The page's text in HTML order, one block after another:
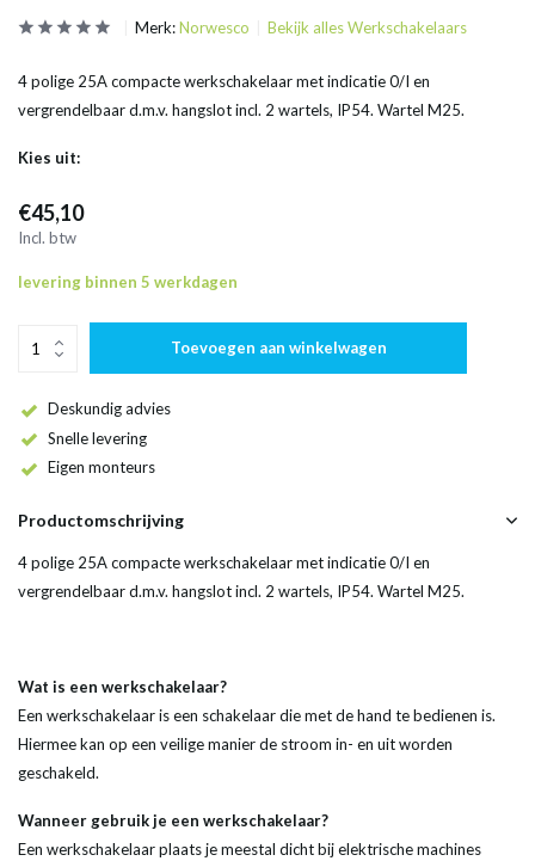
Merk:Norwesco Bekijk alles Werkschakelaars
4 polige 25A compacte werkschakelaar met indicatie 0/I en
vergrendelbaar d.m.v. hangslot incl. 2 wartels, IP54. Wartel M25.
Kies uit:
€45,10
Incl. btw
levering binnen 5 werkdagen
Toevoegen aan winkelwagen
Deskundig advies
Snelle levering
Eigen monteurs
Productomschrijving
4 polige 25A compacte werkschakelaar met indicatie 0/I en
vergrendelbaar d.m.v. hangslot incl. 2 wartels, IP54. Wartel M25.
Wat is een werkschakelaar?
Een werkschakelaar is een schakelaar die met de hand te bedienen is.
Hiermee kan op een veilige manier de stroom in- en uit worden
geschakeld.
Wanneer gebruik je een werkschakelaar?
Een werkschakelaar plaats je meestal dicht bij elektrische machines